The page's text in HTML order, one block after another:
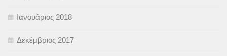
Ιανουάριος 2018
Δεκέμβριος 2017